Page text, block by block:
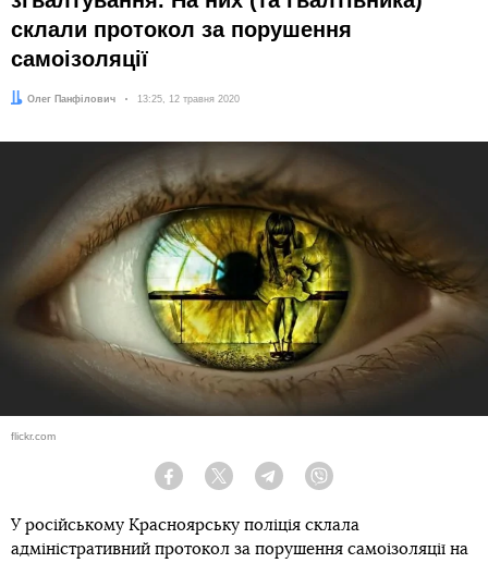
склали протокол за порушення
самоізоляції
Автор:
Олег Панфілович Дата:
13:25, 12 травня 2020
flickr.com
Facebook Twitter Telegram
У російському Красноярську поліція склала
адміністративний протокол за порушення самоізоляції на